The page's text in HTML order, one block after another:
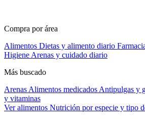
Compra por área
Alimentos Dietas y alimento diario
Higiene Arenas y cuidado diario
Más buscado
Arenas Alimentos medicados Antipulgas y
y vitaminas
Ver alimentos Nutrición por especie y tipo